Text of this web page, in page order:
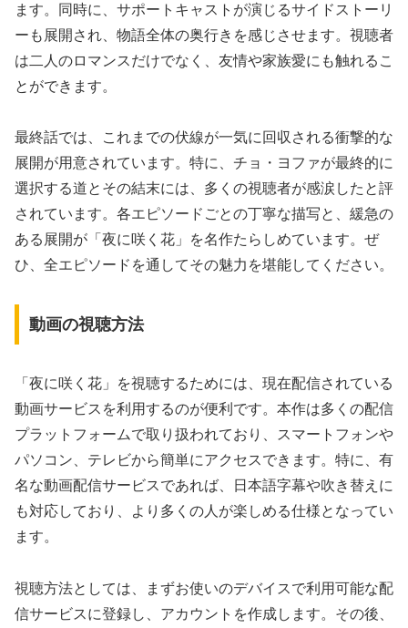
ます。同時に、サポートキャストが演じるサイドストーリ
ーも展開され、物語全体の奥行きを感じさせます。視聴者
は二人のロマンスだけでなく、友情や家族愛にも触れるこ
とができます。
最終話では、これまでの伏線が一気に回収される衝撃的な
展開が用意されています。特に、チョ・ヨファが最終的に
選択する道とその結末には、多くの視聴者が感涙したと評
されています。各エピソードごとの丁寧な描写と、緩急の
ある展開が「夜に咲く花」を名作たらしめています。ぜ
ひ、全エピソードを通してその魅力を堪能してください。
動画の視聴方法
「夜に咲く花」を視聴するためには、現在配信されている
動画サービスを利用するのが便利です。本作は多くの配信
プラットフォームで取り扱われており、スマートフォンや
パソコン、テレビから簡単にアクセスできます。特に、有
名な動画配信サービスであれば、日本語字幕や吹き替えに
も対応しており、より多くの人が楽しめる仕様となってい
ます。
視聴方法としては、まずお使いのデバイスで利用可能な配
信サービスに登録し、アカウントを作成します。その後、